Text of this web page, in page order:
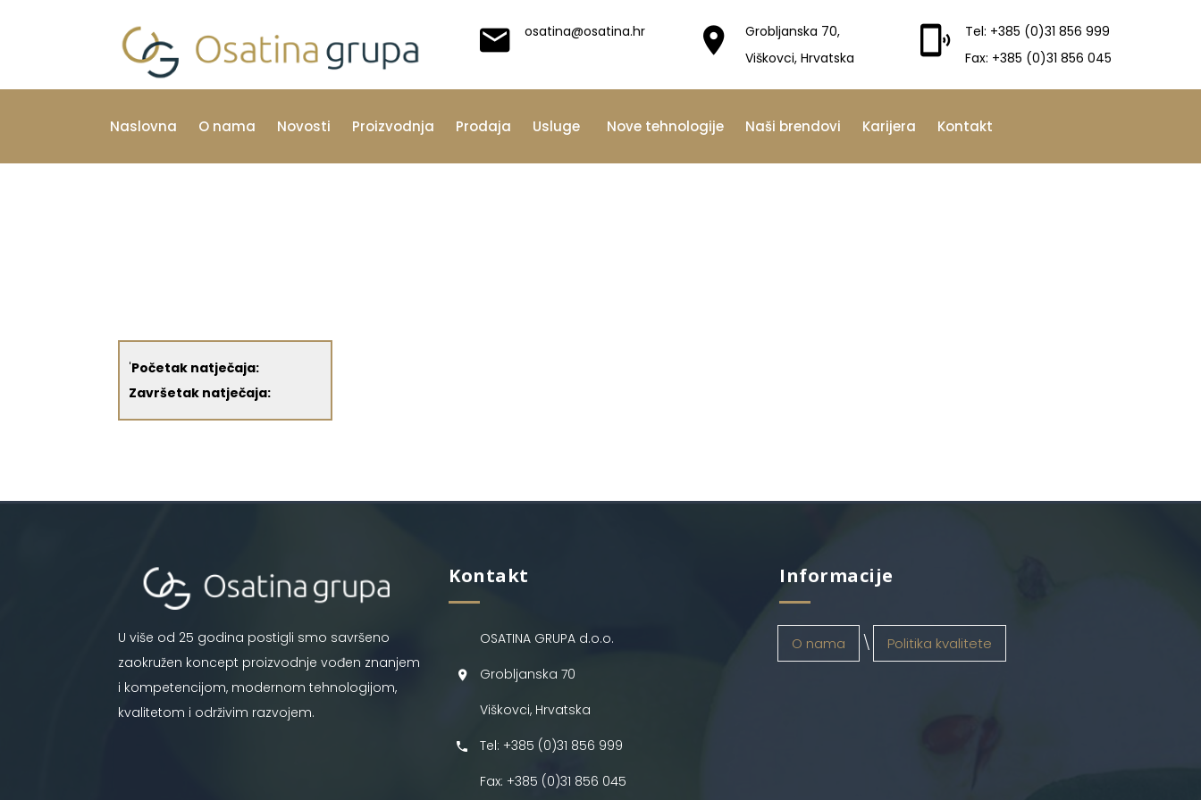
osatina@osatina.hr
Grobljanska 70,
Viškovci, Hrvatska
Tel: +385 (0)31 856 999
Fax: +385 (0)31 856 045
Naslovna O nama Novosti Proizvodnja Prodaja Usluge Nove tehnologije Naši brendovi Karijera Kontakt
'Početak natječaja:
Završetak natječaja:
U više od 25 godina postigli smo savršeno
zaokružen koncept proizvodnje vođen znanjem
i kompetencijom, modernom tehnologijom,
kvalitetom i održivim razvojem.
Kontakt
OSATINA GRUPA d.o.o.
Grobljanska 70
Viškovci, Hrvatska
Tel: +385 (0)31 856 999
Fax: +385 (0)31 856 045
Informacije
O nama Politika kvalitete